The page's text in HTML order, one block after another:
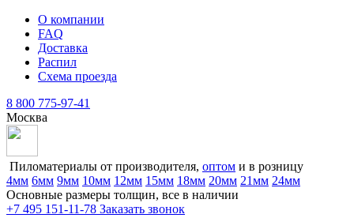
О компании
FAQ
Доставка
Распил
Схема проезда
8 800 775-97-41
Москва
Пиломатериалы от производителя, оптом и в розницу
4мм 6мм 9мм 10мм 12мм 15мм 18мм 20мм 21мм 24мм
Основные размеры толщин, все в наличии
+7 495 151-11-78 Заказать звонок